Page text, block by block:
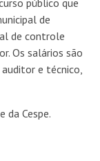
público que
de
de controle
Os salários são
e técnico,
da Cespe.